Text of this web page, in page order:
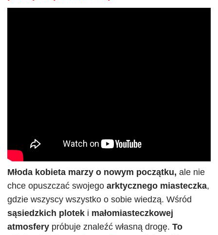
Młoda kobieta marzy o nowym początku, ale nie
chce opuszczać swojego arktycznego miasteczka,
gdzie wszyscy wszystko o sobie wiedzą. Wśród
sąsiedzkich plotek i małomiasteczkowej
atmosfery próbuje znaleźć własną drogę. To